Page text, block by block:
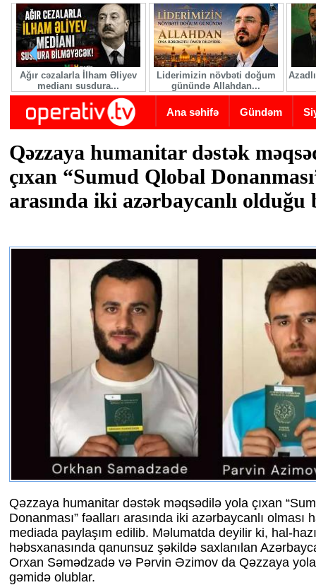
Skip to main content
Ağır cəzalarla İlham Əliyev
medianı susdura...
Liderimizin növbəti doğum
günündə Allahdan...
Ana səhifə Gündəm
Qəzzaya humanitar dəstək
çıxan “Sumud Qlobal
arasında iki azərbaycanlı
Qəzzaya humanitar dəstək məqsədilə yola çıxan
Donanması” fəalları arasında iki azərbaycanlı olması
mediada paylaşım edilib. Məlumatda deyilir ki, hal-
həbsxanasında qanunsuz şəkildə saxlanılan
Orxan Səmədzadə və Pərvin Əzimov da Qəzzaya
gəmidə olublar.